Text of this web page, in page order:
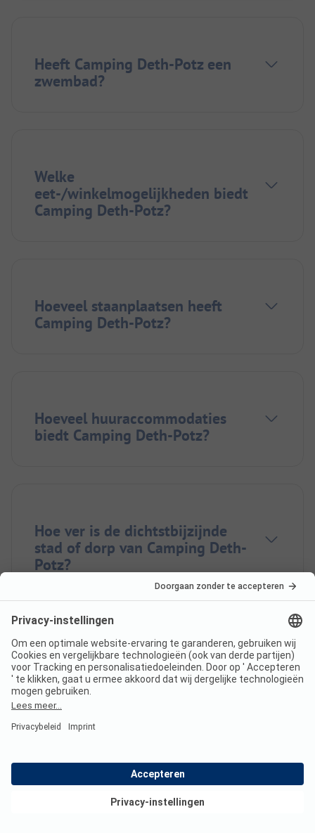
Heeft Camping Deth-Potz een
zwembad?
Welke
eet-/winkelmogelijkheden biedt
Camping Deth-Potz?
Hoeveel staanplaatsen heeft
Camping Deth-Potz?
Hoeveel huuraccommodaties
biedt Camping Deth-Potz?
Hoe ver is de dichtstbijzijnde
stad of dorp van Camping Deth-
Potz?
Wanneer is Camping Deth-Potz
open?
Is er een complete
camperservicestation op
Camping Deth-Potz?
Bekijk deals